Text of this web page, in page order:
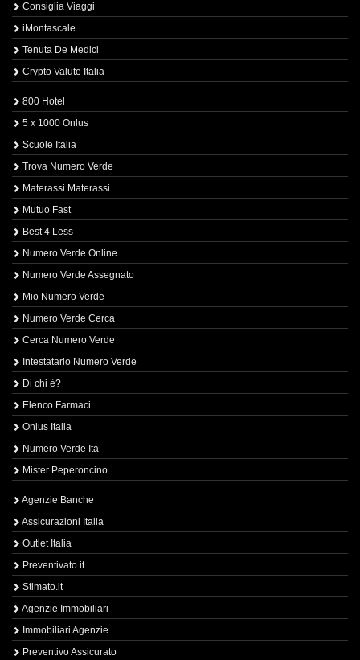
Consiglia Viaggi
iMontascale
Tenuta De Medici
Crypto Valute Italia
800 Hotel
5 x 1000 Onlus
Scuole Italia
Trova Numero Verde
Materassi Materassi
Mutuo Fast
Best 4 Less
Numero Verde Online
Numero Verde Assegnato
Mio Numero Verde
Numero Verde Cerca
Cerca Numero Verde
Intestatario Numero Verde
Di chi è?
Elenco Farmaci
Onlus Italia
Numero Verde Ita
Mister Peperoncino
Agenzie Banche
Assicurazioni Italia
Outlet Italia
Preventivato.it
Stimato.it
Agenzie Immobiliari
Immobiliari Agenzie
Preventivo Assicurato